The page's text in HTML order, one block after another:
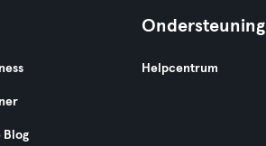
Blog
Ondersteuning
Helpcentrum